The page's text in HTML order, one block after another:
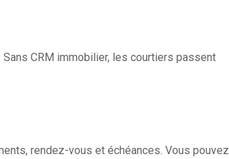
CRM immobilier, les courtiers passent
rendez-vous et échéances. Vous pouvez